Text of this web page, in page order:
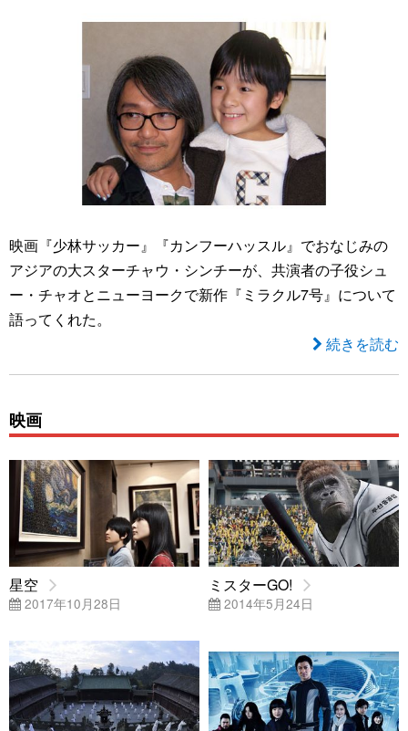
映画『少林サッカー』『カンフーハッスル』でおなじみの
アジアの大スターチャウ・シンチーが、共演者の子役シュ
ー・チャオとニューヨークで新作『ミラクル7号』について
語ってくれた。
続きを読む
映画
星空
2017年10月28日
ミスターGO!
2014年5月24日